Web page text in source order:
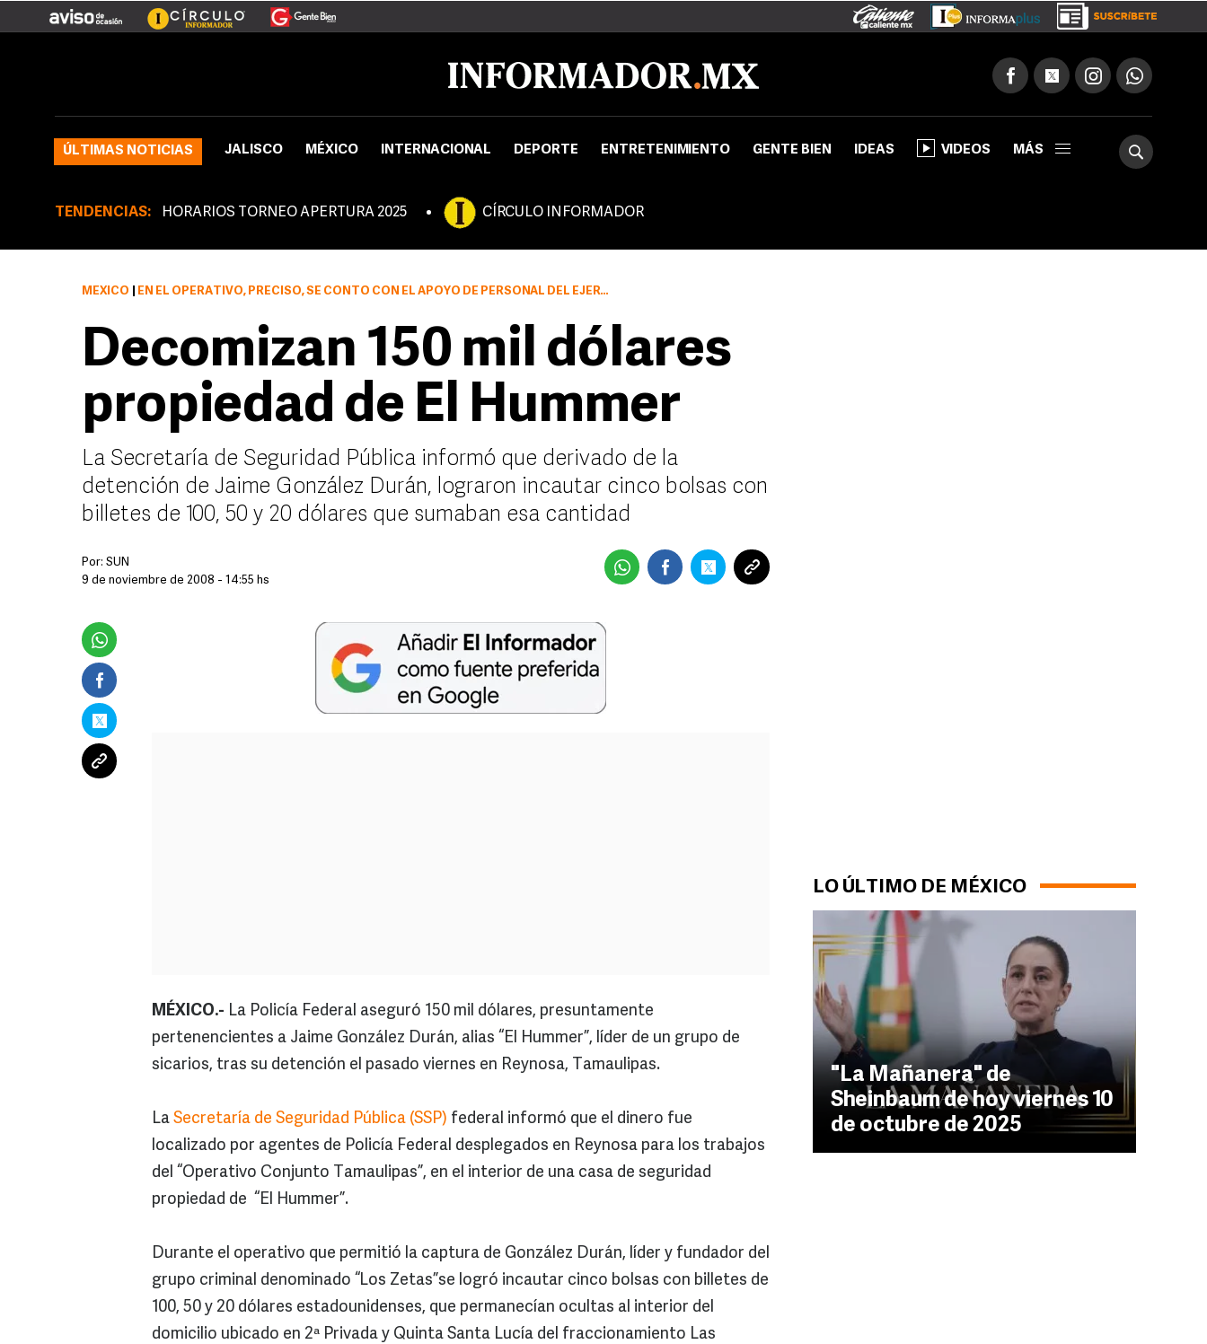
ÚLTIMAS NOTICIAS JALISCO MÉXICO INTERNACIONAL DEPORTE ENTRETENIMIENTO GENTE BIEN IDEAS VIDEOS MÁS
TENDENCIAS: HORARIOS TORNEO APERTURA 2025 CÍRCULO INFORMADOR
LO ÚLTIMO DE MÉXICO
"La Mañanera" de
Sheinbaum de hoy viernes 10
de octubre de 2025
MÉXICO EN EL OPERATIVO, PRECISÓ, SE CONTÓ CON EL APOYO DE PERSONAL DEL EJÉRCITO MEXICANO
Decomizan 150 mil dólares
propiedad de El Hummer
La Secretaría de Seguridad Pública informó que derivado de la
detención de Jaime González Durán, lograron incautar cinco bolsas con
billetes de 100, 50 y 20 dólares que sumaban esa cantidad
Por: SUN
9 de noviembre de 2008 - 14:55 hs
MÉXICO.- La Policía Federal aseguró 150 mil dólares, presuntamente
pertenencientes a Jaime González Durán, alias “El Hummer”, líder de un grupo de
sicarios, tras su detención el pasado viernes en Reynosa, Tamaulipas.
La Secretaría de Seguridad Pública (SSP) federal informó que el dinero fue
localizado por agentes de Policía Federal desplegados en Reynosa para los trabajos
del “Operativo Conjunto Tamaulipas”, en el interior de una casa de seguridad
propiedad de “El Hummer”.
Durante el operativo que permitió la captura de González Durán, líder y fundador del
grupo criminal denominado “Los Zetas”se logró incautar cinco bolsas con billetes de
100, 50 y 20 dólares estadounidenses, que permanecían ocultas al interior del
domicilio ubicado en 2ª Privada y Quinta Santa Lucía del fraccionamiento Las